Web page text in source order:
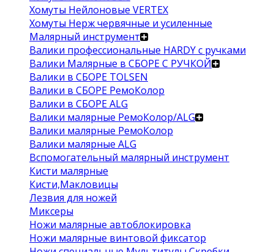
Хомуты Нейлоновые VERTEX
Хомуты Нерж червячные и усиленные
Малярный инструмент
Валики профессиональные HARDY с ручками
Валики Малярные в СБОРЕ С РУЧКОЙ
Валики в СБОРЕ TOLSEN
Валики в СБОРЕ РемоКолор
Валики в СБОРЕ ALG
Валики малярные РемоКолор/ALG
Валики малярные РемоКолор
Валики малярные ALG
Вспомогательный малярный инструмент
Кисти малярные
Кисти,Макловицы
Лезвия для ножей
Миксеры
Ножи малярные автоблокировка
Ножи малярные винтовой фиксатор